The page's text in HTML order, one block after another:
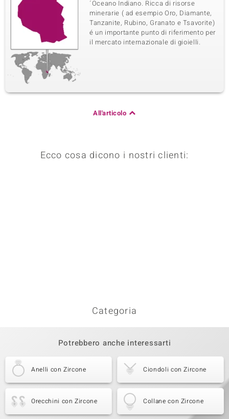
´Oceano Indiano. Ricca di risorse
minerarie ( ad esempio Oro, Diamante,
Tanzanite, Rubino, Granato e Tsavorite)
é un importante punto di riferimento per
il mercato internazionale di gioielli.
All'articolo
Ecco cosa dicono i nostri clienti:
Categoria
Potrebbero anche interessarti
Anelli con Zircone Ciondoli con Zircone
Orecchini con Zircone Collane con Zircone